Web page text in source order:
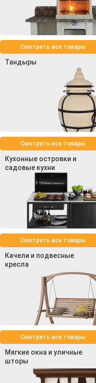
Смотреть все товары
Тандыры
Смотреть все товары
Кухонные островки и
садовые кухни
Смотреть все товары
Качели и подвесные
кресла
Смотреть все товары
Мягкие окна и уличные
шторы